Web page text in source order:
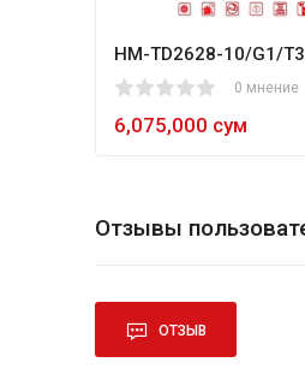
HM-TD2628-10/G1/
0 мнение
6,075,000 сум
80
Отзывы
ОТЗЫВ